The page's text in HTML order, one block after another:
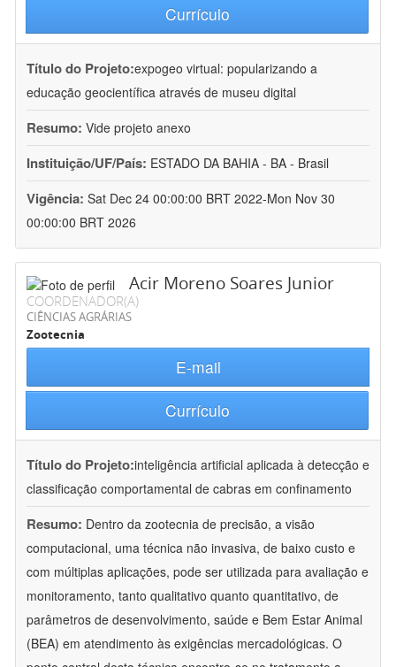
Currículo
Título do Projeto:expogeo virtual: popularizando a
educação geocientífica através de museu digital
Resumo: Vide projeto anexo
Instituição/UF/País: ESTADO DA BAHIA - BA - Brasil
Vigência: Sat Dec 24 00:00:00 BRT 2022-Mon Nov 30
00:00:00 BRT 2026
Acir Moreno Soares Junior
COORDENADOR(A)
CIÊNCIAS AGRÁRIAS
Zootecnia
E-mail
Currículo
Título do Projeto:inteligência artificial aplicada à detecção e
classificação comportamental de cabras em confinamento
Resumo: Dentro da zootecnia de precisão, a visão
computacional, uma técnica não invasiva, de baixo custo e
com múltiplas aplicações, pode ser utilizada para avaliação e
monitoramento, tanto qualitativo quanto quantitativo, de
parâmetros de desenvolvimento, saúde e Bem Estar Animal
(BEA) em atendimento às exigências mercadológicas. O